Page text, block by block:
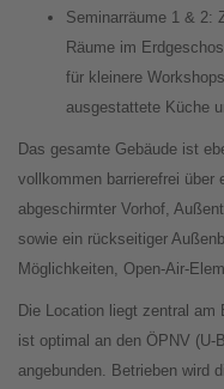
Seminarräume 1 & 2:
Räume im
für kleinere
ausgestattete Küche
Das gesamte Gebäude ist
vollkommen barrierefrei über
abgeschirmter Vorhof,
sowie ein rückseitiger
Möglichkeiten, Open-Air-
Die Location liegt zentral am
ist optimal an den ÖPNV (U-
angebunden. Betrieben wird